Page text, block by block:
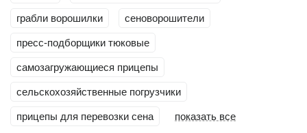
грабли ворошилки сеноворошители
пресс-подборщики тюковые
самозагружающиеся прицепы
сельскохозяйственные погрузчики
прицепы для перевозки сена показать все